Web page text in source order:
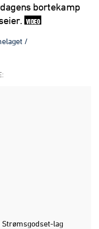
bortekamp
VIDEO
/
lag